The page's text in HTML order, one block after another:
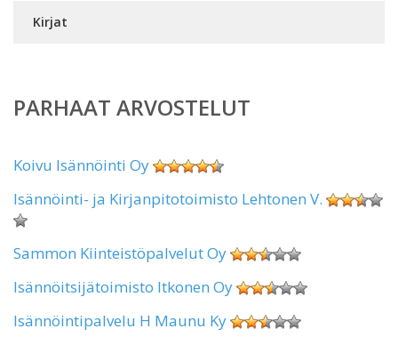
Kirjat
PARHAAT ARVOSTELUT
Koivu Isännöinti Oy
Isännöinti- ja Kirjanpitotoimisto Lehtonen V.
Sammon Kiinteistöpalvelut Oy
Isännöitsijätoimisto Itkonen Oy
Isännöintipalvelu H Maunu Ky